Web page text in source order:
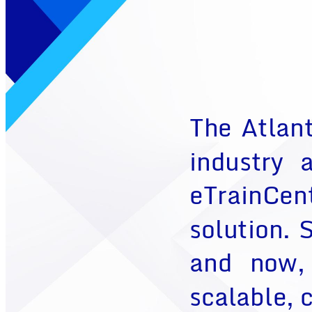
The
industry
solution.
and
now,
scalable,